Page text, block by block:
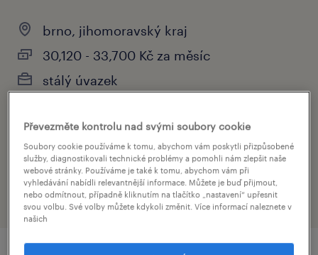
brno, jihomoravský kraj
30,120 - 33,700 Kč za měsíc
stálý úvazek
obor
výroba a průmysl
Převezměte kontrolu nad svými soubory cookie
Soubory cookie používáme k tomu, abychom vám poskytli přizpůsobené
služby, diagnostikovali technické problémy a pomohli nám zlepšit naše
webové stránky. Používáme je také k tomu, abychom vám při
vyhledávání nabídli relevantnější informace. Můžete je buď přijmout,
nebo odmítnout, případně kliknutím na tlačítko „nastavení“ upřesnit
svou volbu. Své volby můžete kdykoli změnit. Více informací naleznete v
našich